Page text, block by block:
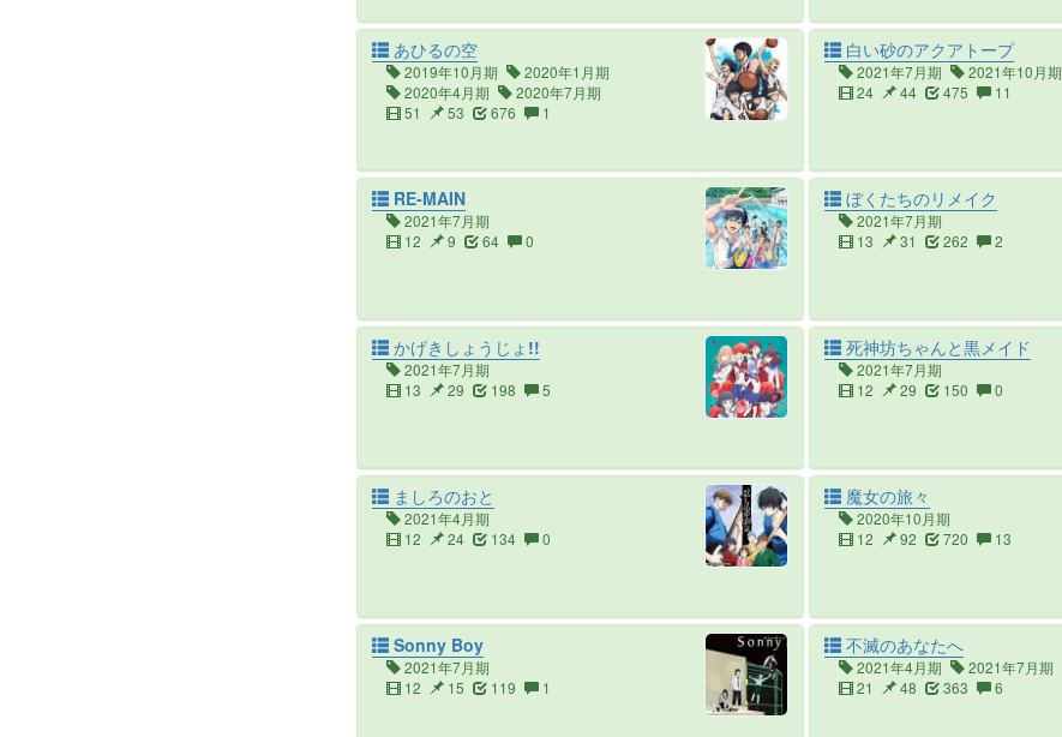
あひるの空
2019年10月期
2020年1月期
2020年4月期
2020年7月期
51
53 676 1
白い砂のアクアトープ
2021年7月期
2021年10月期
24
44 475 11
RE-MAIN
2021年7月期
12
9 64 0
ぼくたちのリメイク
2021年7月期
13
31 262 2
かげきしょうじょ!!
2021年7月期
13
29 198 5
死神坊ちゃんと黒メイド
2021年7月期
12
29 150 0
ましろのおと
2021年4月期
12
24 134 0
魔女の旅々
2020年10月期
12
92 720 13
Sonny Boy
2021年7月期
12
15 119 1
不滅のあなたへ
2021年4月期
2021年7月期
21
48 363 6